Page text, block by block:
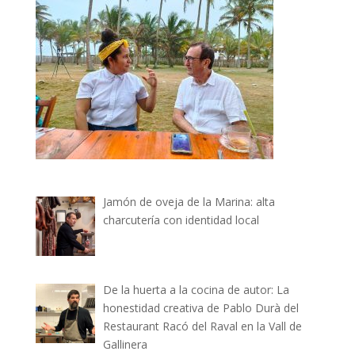
Jamón de oveja de la Marina: alta
charcutería con identidad local
De la huerta a la cocina de autor: La
honestidad creativa de Pablo Durà del
Restaurant Racó del Raval en la Vall de
Gallinera